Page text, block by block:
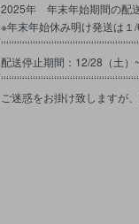
2025年 年末年始期間の配
※年末年始休み明け発送は
配送停止期間：12/28（土）
ご迷惑をお掛け致しますが